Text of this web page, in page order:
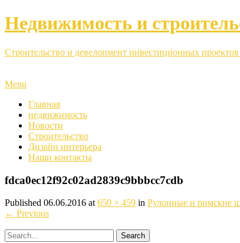
Недвижимость и
Строительство и девелопмент инвестиционных
Menu
Главная
недвижимость
Новости
Строительство
Дизайн интерьера
Наши контакты
fdca0ec12f92c02ad2839c9bbbcc7cdb
Published 06.06.2016 at 650 × 459 in Рулонные и римские
← Previous